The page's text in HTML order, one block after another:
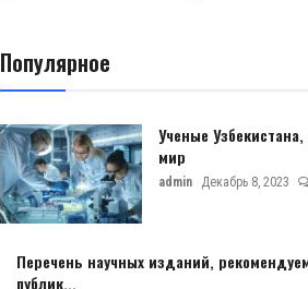
Популярное
Ученые
мир
admin Декабрь 8, 2023
Перечень научных изданий,
публик...